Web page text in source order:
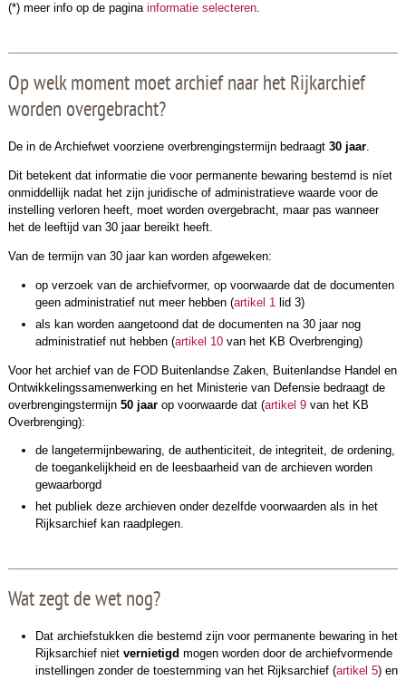
(*) meer info op de pagina informatie selecteren.
Op welk moment moet archief naar het Rijkarchief
worden overgebracht?
De in de Archiefwet voorziene overbrengingstermijn bedraagt 30 jaar.
Dit betekent dat informatie die voor permanente bewaring bestemd is níet
onmiddellijk nadat het zijn juridische of administratieve waarde voor de
instelling verloren heeft, moet worden overgebracht, maar pas wanneer
het de leeftijd van 30 jaar bereikt heeft.
Van de termijn van 30 jaar kan worden afgeweken:
op verzoek van de archiefvormer, op voorwaarde dat de documenten
geen administratief nut meer hebben (artikel 1
lid 3)
als kan worden aangetoond dat de documenten na 30 jaar nog
administratief nut hebben (artikel 10van het KB Overbrenging)
Voor het archief van de FOD Buitenlandse Zaken, Buitenlandse Handel en
Ontwikkelingssamenwerking en het Ministerie van Defensie bedraagt de
overbrengingstermijn 50 jaarop voorwaarde dat (artikel 9van het KB
Overbrenging):
de langetermijnbewaring, de authenticiteit, de integriteit, de ordening,
de toegankelijkheid en de leesbaarheid van de archieven worden
gewaarborgd
het publiek deze archieven onder dezelfde voorwaarden als in het
Rijksarchief kan raadplegen.
Wat zegt de wet nog?
Dat archiefstukken die bestemd zijn voor permanente bewaring in het
Rijksarchief niet vernietigd mogen worden door de archiefvormende
instellingen zonder de toestemming van het Rijksarchief (artikel 5) en